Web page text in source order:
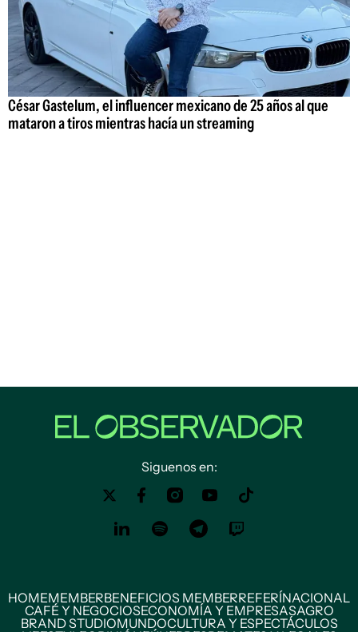
César Gastelum, el influencer mexicano de 25 años al que
mataron a tiros mientras hacía un streaming
Siguenos en:
HOMEMEMBERBENEFICIOS MEMBERREFERÍNACIONAL
CAFÉ Y NEGOCIOSECONOMÍA Y EMPRESASAGRO
BRAND STUDIOMUNDOCULTURA Y ESPECTÁCULOS